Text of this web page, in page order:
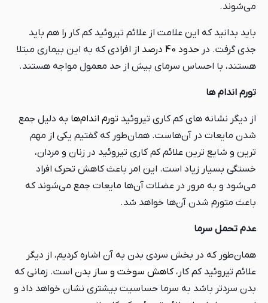
می‌شوند.
باید بدانید که این علامت از علائم تیروئید کم کار را هم باید
جدی گرفت. در حدود 40 درصد
از افرادی که به این بیماری مبتلا
هستند، با احساس سرمای بیش از حد معمول مواجه هستند.
تورم اندام ها
از دیگر نشانه های کم کاری تیروئید تورم اندام‌ها به دلیل جمع
شدن مایعات در آن‌هاست. همان‌طور که گفتیم یکی از مهم
ترین و شایع ترین علائم کم کاری تیروئید در زنان و مردان،
خستگی بسیار زیاد است. این امر باعث کاهش تحرک افراد
می‌شود و به مرور در عضلات آن‌ها مایعات جمع می‌شوند که
باعث متورم شدن آن‌ها خواهد شد.
عدم تحمل سرما
همان‌طور که در بخش سردی بدن به آن اشاره کردیم، از دیگر
علائم تیروئید کم کار،کاهش سوخت و ساز بدن است. زمانی که
بدن سردتر باشد به سرما حساسیت بیشتری نشان خواهد داد و